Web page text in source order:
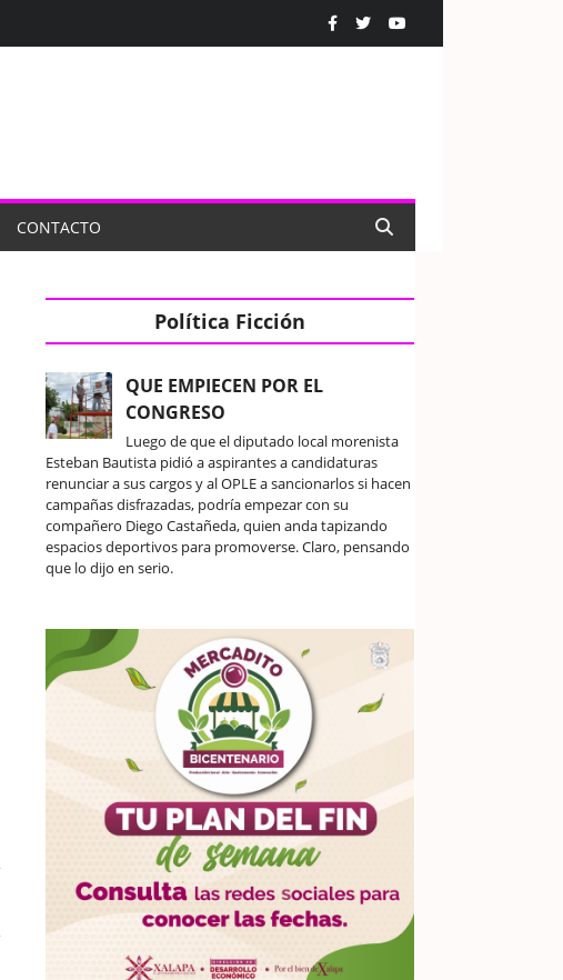
CONTACTO
Política Ficción
QUE EMPIECEN POR EL
CONGRESO
Luego de que el diputado local morenista
Esteban Bautista pidió a aspirantes a candidaturas
renunciar a sus cargos y al OPLE a sancionarlos si hacen
campañas disfrazadas, podría empezar con su
compañero Diego Castañeda, quien anda tapizando
espacios deportivos para promoverse. Claro, pensando
que lo dijo en serio.